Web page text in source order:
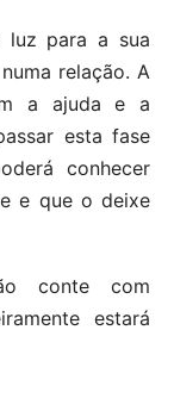
luz para a sua
relação. A
a ajuda e a
esta fase
conhecer
e que o deixe
conte com
estará